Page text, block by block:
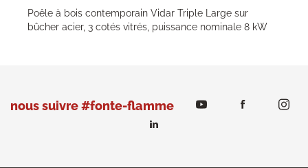
Poêle à bois contemporain Vidar Triple Large sur
bûcher acier, 3 cotés vitrés, puissance nominale 8 kW
nous suivre #fonte-flamme